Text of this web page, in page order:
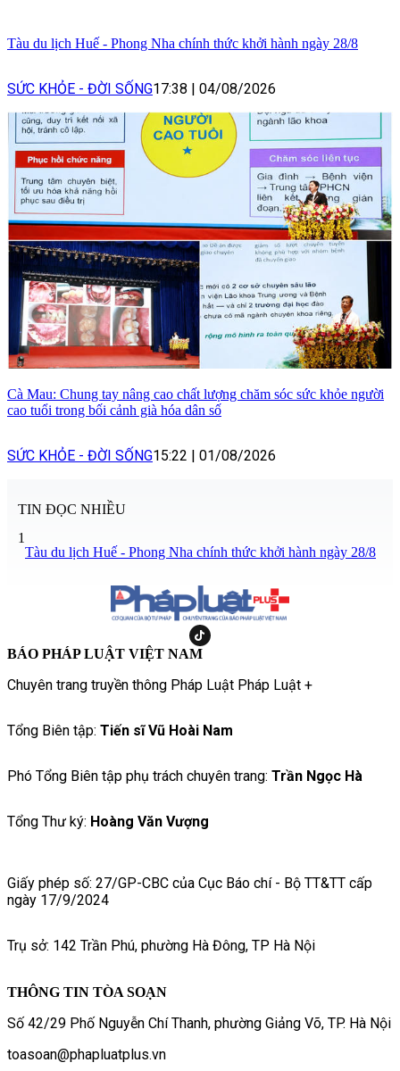
Tàu du lịch Huế - Phong Nha chính thức khởi hành ngày 28/8
SỨC KHỎE - ĐỜI SỐNG17:38 | 04/08/2026
Cà Mau: Chung tay nâng cao chất lượng chăm sóc sức khỏe người
cao tuổi trong bối cảnh già hóa dân số
SỨC KHỎE - ĐỜI SỐNG15:22 | 01/08/2026
TIN ĐỌC NHIỀU
1
Tàu du lịch Huế - Phong Nha chính thức khởi hành ngày 28/8
BÁO PHÁP LUẬT VIỆT NAM
Chuyên trang truyền thông Pháp Luật Pháp Luật +
Tổng Biên tập: Tiến sĩ Vũ Hoài Nam
Phó Tổng Biên tập phụ trách chuyên trang: Trần Ngọc Hà
Tổng Thư ký: Hoàng Văn Vượng
Giấy phép số: 27/GP-CBC của Cục Báo chí - Bộ TT&TT cấp
ngày 17/9/2024
Trụ sở: 142 Trần Phú, phường Hà Đông, TP Hà Nội
THÔNG TIN TÒA SOẠN
Số 42/29 Phố Nguyễn Chí Thanh, phường Giảng Võ, TP. Hà Nội
toasoan@phapluatplus.vn